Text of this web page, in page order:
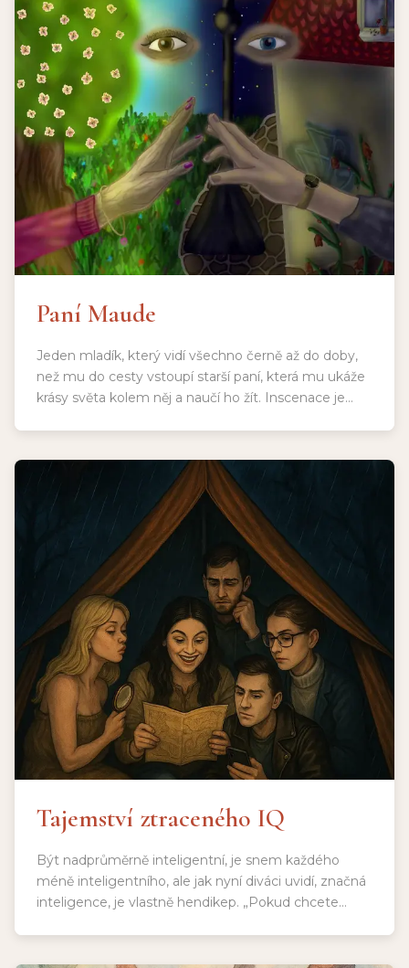
Paní Maude
Jeden mladík, který vidí všechno černě až do doby,
než mu do cesty vstoupí starší paní, která mu ukáže
krásy světa kolem něj a naučí ho žít. Inscenace je
Tajemství ztraceného IQ
Být nadprůměrně inteligentní, je snem každého
méně inteligentního, ale jak nyní diváci uvidí, značná
inteligence, je vlastně hendikep. „Pokud chcete